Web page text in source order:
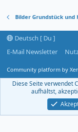
Bilder Grundstück und
Deutsch [ Du ]
E-Mail Newsletter
Community platform by
Diese Seite verwendet
aufhältst,